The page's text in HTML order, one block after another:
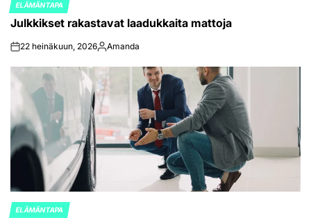
POSTED
IN
ELÄMÄNTAPA
Julkkikset rakastavat laadukkaita mattoja
on22 heinäkuun, 2026Posted
Amanda
POSTED
ELÄMÄNTAPA